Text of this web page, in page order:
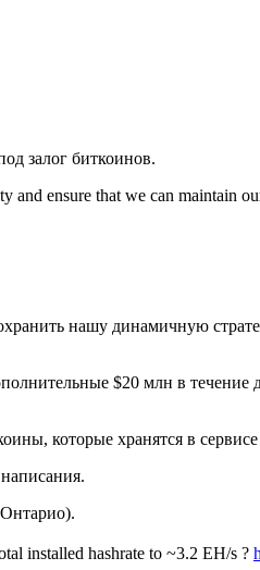
залог биткоинов.
ensure that we can maintain
нашу динамичную
$20 млн в течение
которые хранятся в
installed hashrate to ~3.2 EH/s ?